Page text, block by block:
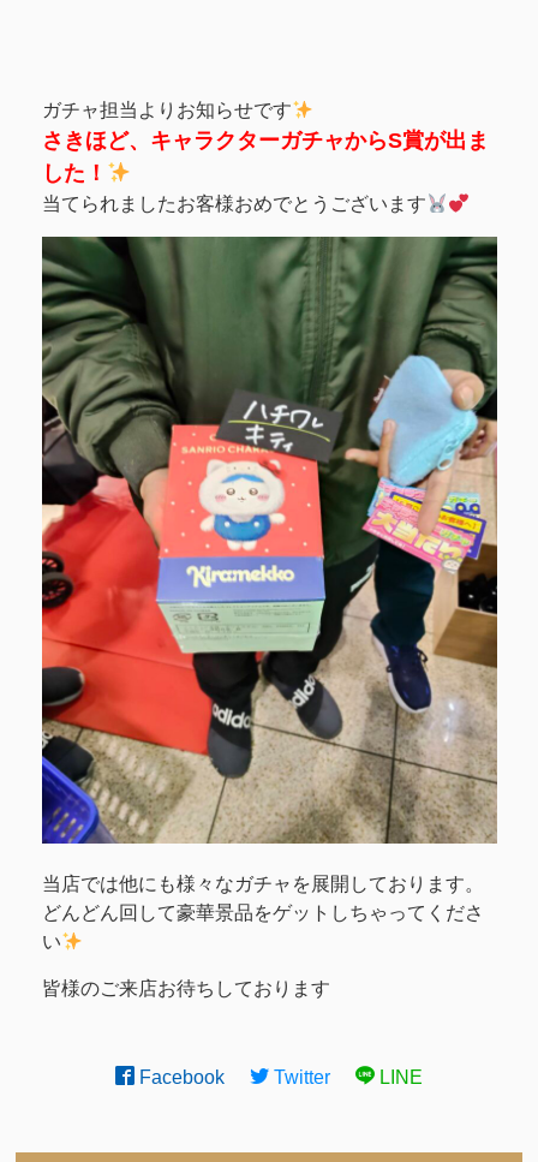
ガチャ担当よりお知らせです
さきほど、キャラクターガチャからS賞が出ま
した！
当てられましたお客様おめでとうございます
当店では他にも様々なガチャを展開しております。
どんどん回して豪華景品をゲットしちゃってくださ
い
皆様のご来店お待ちしております
Facebook Twitter LINE